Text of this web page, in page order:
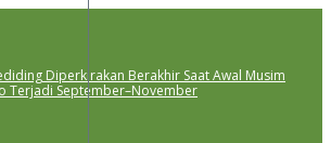
Diperkirakan Berakhir Saat Awal Musim
Terjadi September–November